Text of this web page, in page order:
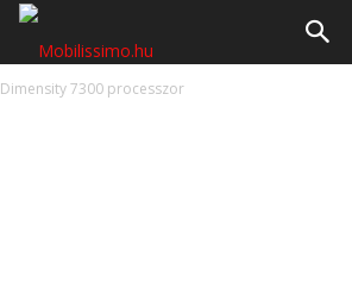
Dimensity 7300 processzor